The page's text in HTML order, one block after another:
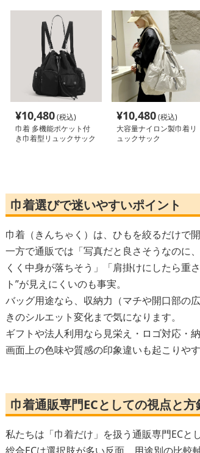
¥10,480(税込)
巾着 多機能ポケット付
き巾着型リュックサック
¥10,480(税込)
大容量ナイロン製巾着リ
ュックサック
巾着選びで迷いやすいポイント
巾着（きんちゃく）は、ひもを絞るだけで
一方で通販では「写真だと良さそうなのに
くく中身が落ちそう」「肩掛けにしたら重
ト”が見えにくいのも事実。
バッグ用途なら、収納力（マチや開口部の
きのシルエット変化まで気になります。
ギフトや法人利用なら見栄え・ロゴ対応・
画面上の色味や質感の印象違いも起こりや
巾着通販専門ECとしての視点と方
私たちは「巾着だけ」を扱う通販専門ECと